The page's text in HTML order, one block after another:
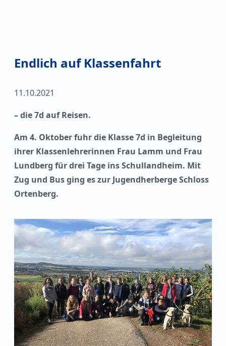
Endlich auf Klassenfahrt
11.10.2021
– die 7d auf Reisen.
Am 4. Oktober fuhr die Klasse 7d in Begleitung
ihrer Klassenlehrerinnen Frau Lamm und Frau
Lundberg für drei Tage ins Schullandheim. Mit
Zug und Bus ging es zur Jugendherberge Schloss
Ortenberg.